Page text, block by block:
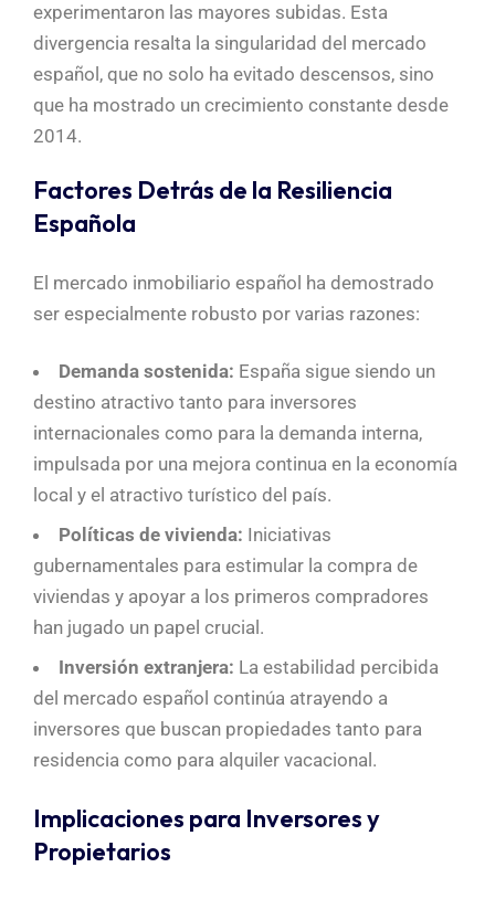
experimentaron las mayores subidas. Esta
divergencia resalta la singularidad del mercado
español, que no solo ha evitado descensos, sino
que ha mostrado un crecimiento constante desde
2014.
Factores Detrás de la Resiliencia
Española
El mercado inmobiliario español ha demostrado
ser especialmente robusto por varias razones:
Demanda sostenida: España sigue siendo un
destino atractivo tanto para inversores
internacionales como para la demanda interna,
impulsada por una mejora continua en la economía
local y el atractivo turístico del país.
Políticas de vivienda: Iniciativas
gubernamentales para estimular la compra de
viviendas y apoyar a los primeros compradores
han jugado un papel crucial.
Inversión extranjera: La estabilidad percibida
del mercado español continúa atrayendo a
inversores que buscan propiedades tanto para
residencia como para alquiler vacacional.
Implicaciones para Inversores y
Propietarios